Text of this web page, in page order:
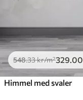
548.33kr/m²329.00
Himmel med svaler